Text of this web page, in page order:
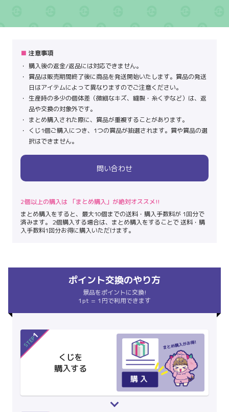
注意事項
購入後の返金/返品には対応できません。
賞品は販売期間終了後に商品を発送開始いたします。賞品の発送
日はアイテムによって異なりますのでご注意ください。
生産時の多少の個体差（微細なキズ、縫製・糸くずなど）は、返
品や交換の対象外です。
まとめ購入された際に、賞品が重複することがあります。
くじ1個ご購入につき、1つの賞品が抽選されます。賞や賞品の選
択はできません。
問い合わせ
2個以上の購入は 「まとめ購入」が絶対オススメ!!
まとめ購入をすると、最大10個までの送料・購入手数料が 1回分で
済みます。 2個購入する場合は、まとめ購入をすることで 送料・購
入手数料1回分お得に購入いただけます。
ポイント交換のやり方
景品をポイントに交換!
1pt = 1円で利用できます
STEP1
くじを
購入する